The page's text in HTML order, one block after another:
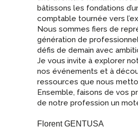
bâtissons les fondations
comptable tournée vers
Nous sommes fiers de
génération de
défis de demain avec
Je vous invite à explorer
nos événements et à
ressources que nous
Ensemble, faisons de vos
de notre profession un
Florent GENTUSA